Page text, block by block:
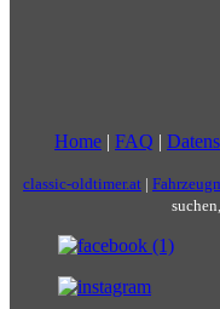
Home | FAQ |
classic-oldtimer.at |